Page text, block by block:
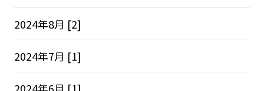
2024年8月 [2]
2024年7月 [1]
2024年6月 [1]